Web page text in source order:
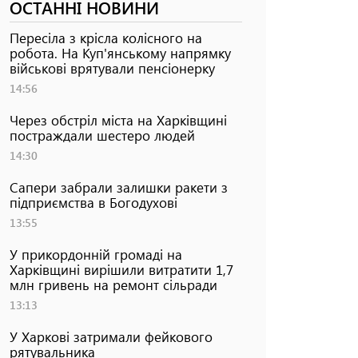
ОСТАННІ НОВИНИ
Пересіла з крісла колісного на
робота. На Куп'янському напрямку
військові врятували пенсіонерку
14:56
Через обстріл міста на Харківщині
постраждали шестеро людей
14:30
Сапери забрали залишки ракети з
підприємства в Богодухові
13:55
У прикордонній громаді на
Харківщині вирішили витратити 1,7
млн гривень на ремонт сільради
13:13
У Харкові затримали фейкового
рятувальника